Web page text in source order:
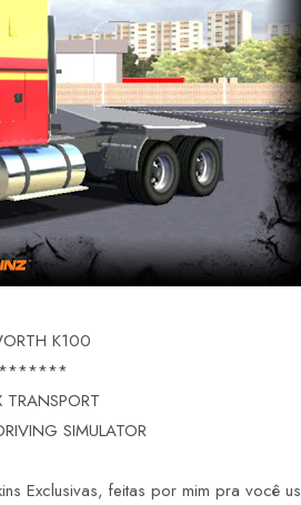
K100
TRANSPORT
SIMULATOR
Exclusivas, feitas por mim pra você